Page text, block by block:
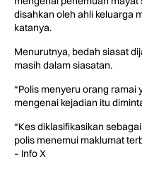
disahkan oleh ahli keluarga
katanya.
Menurutnya, bedah siasat
masih dalam siasatan.
“Polis menyeru orang
mengenai kejadian itu
“Kes diklasifikasikan
polis menemui maklumat
– Info X